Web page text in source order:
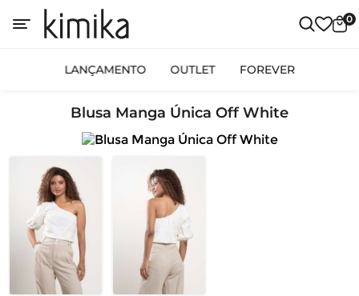
0
LANÇAMENTO OUTLET FOREVER
Blusa Manga Única Off White